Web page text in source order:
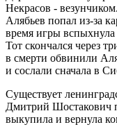
Некрасов -
Алябьев попал из-за
время игры вспыхнула
Тот скончался через
в смерти обвинили
и сослали сначала в
Существует
Дмитрий Шостакович
выкупила и вернула